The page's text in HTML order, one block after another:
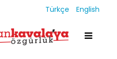
Türkçe English